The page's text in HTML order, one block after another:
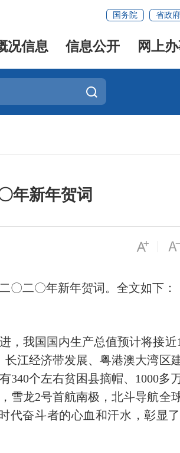
国务院 省政府
况信息 信息公开 网上
年新年贺词
二〇年新年贺词。全文如下：
我国国内生产总值预计将接近
江经济带发展、粤港澳大湾区
个左右贫困县摘帽、1000多
雪龙2号首航南极，北斗导航全
奋斗者的心血和汗水，彰显